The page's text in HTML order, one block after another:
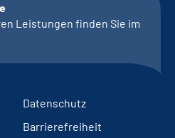
Leistungen finden Sie im
Datenschutz
Barrierefreiheit